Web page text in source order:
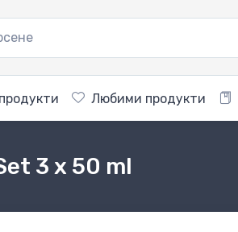
Любими продукти
3 x 50 ml